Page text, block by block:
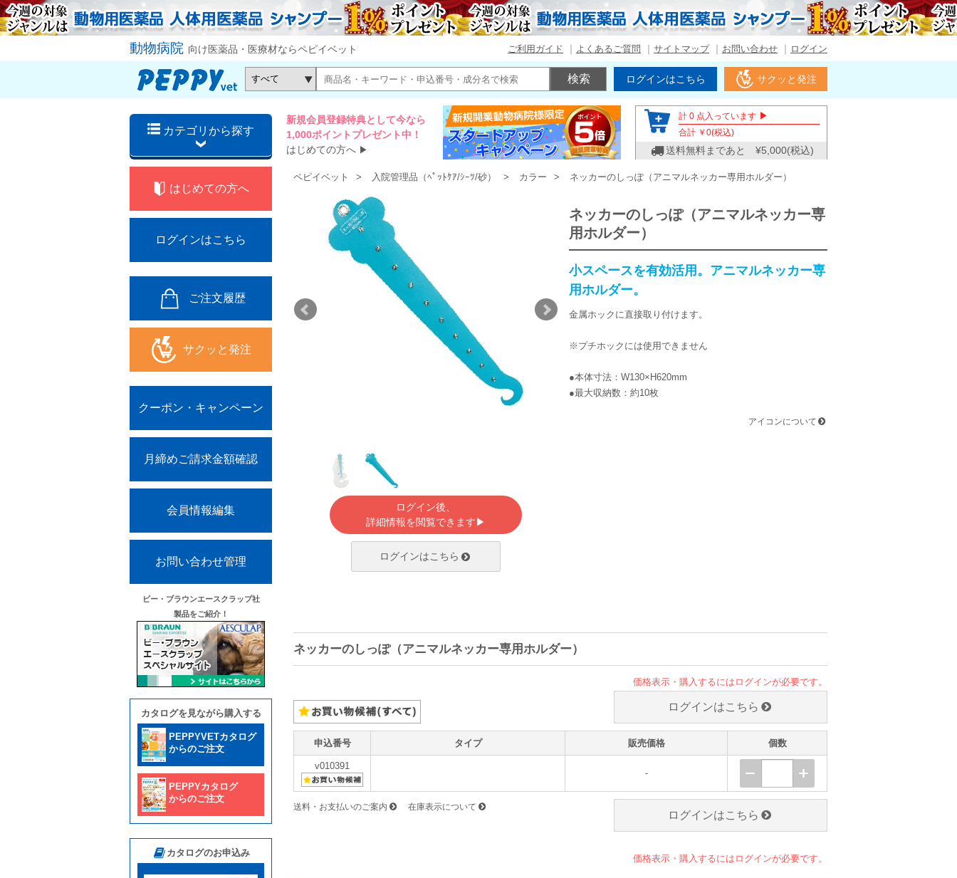
動物病院 向け医薬品・医療材ならペピイベット ご利用ガイド よくあるご質問 サイトマップ お問い合わせ ログイン
ログインはこちら サクッと発注
カテゴリから探す
新規会員登録特典として今なら
1,000ポイントプレゼント中！
はじめての方へ ▶
計 0 点入っています ▶
合計 ￥ 0(税込)
送料無料まであと ¥5,000(税込)
はじめての方へ
ログインはこちら
ご注文履歴
サクッと発注
クーポン・キャンペーン
月締めご請求金額確認
会員情報編集
お問い合わせ管理
ビー・ブラウンエースクラップ社
製品をご紹介！
カタログを見ながら購入する
PEPPYVETカタログ
からのご注文
PEPPYカタログ
からのご注文
カタログのお申込み
ペピイベット 入院管理品（ﾍﾟｯﾄｹｱ/ｼｰﾂ/砂） カラー ネッカーのしっぽ（アニマルネッカー専用ホルダー）
ログイン後、
詳細情報を閲覧できます▶
ログインはこちら
ネッカーのしっぽ（アニマルネッカー専
用ホルダー）
小スペースを有効活用。アニマルネッカー専
用ホルダー。
金属ホックに直接取り付けます。
※プチホックには使用できません
●本体寸法：W130×H620mm
●最大収納数：約10枚
アイコンについて
ネッカーのしっぽ（アニマルネッカー専用ホルダー）
価格表示・購入するにはログインが必要です。
ログインはこちら
申込番号 タイプ 販売価格 個数
v010391
-
送料・お支払いのご案内 在庫表示について
ログインはこちら
価格表示・購入するにはログインが必要です。